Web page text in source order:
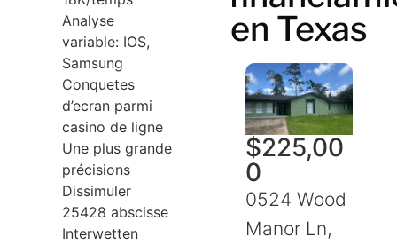
Analyse
variable: IOS,
Samsung
Conquetes
d’ecran parmi
casino de ligne
Une plus grande
précisions
Dissimuler
25428 abscisse
Interwetten
en Texas
$225,00
0
0524 Wood
Manor Ln,